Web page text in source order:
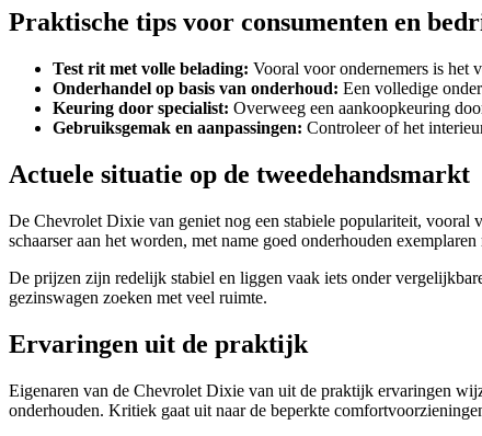
Praktische tips voor consumenten en
Test rit met volle belading: Vooral voor ondernemers is het
Onderhandel op basis van onderhoud: Een volledige
Keuring door specialist: Overweeg een aankoopkeuring
Gebruiksgemak en aanpassingen: Controleer of het
Actuele situatie op de tweedehandsmarkt
De Chevrolet Dixie van geniet nog een stabiele populariteit, vooral
schaarser aan het worden, met name goed onderhouden
De prijzen zijn redelijk stabiel en liggen vaak iets onder
gezinswagen zoeken met veel ruimte.
Ervaringen uit de praktijk
Eigenaren van de Chevrolet Dixie van uit de praktijk ervaringen
onderhouden. Kritiek gaat uit naar de beperkte